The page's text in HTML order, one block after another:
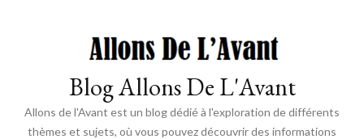
Blog Allons De L'Avant
Allons de l'Avant est un blog dédié à l'exploration de différents
thèmes et sujets, où vous pouvez découvrir des informations